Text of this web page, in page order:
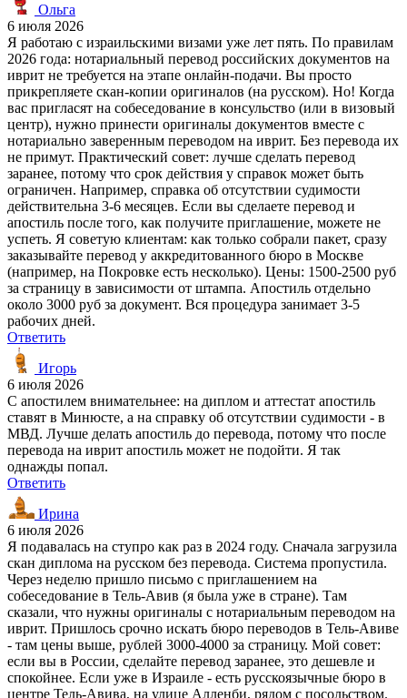
Ольга
6 июля 2026
Я работаю с израильскими визами уже лет пять. По правилам
2026 года: нотариальный перевод российских документов на
иврит не требуется на этапе онлайн-подачи. Вы просто
прикрепляете скан-копии оригиналов (на русском). Но! Когда
вас пригласят на собеседование в консульство (или в визовый
центр), нужно принести оригиналы документов вместе с
нотариально заверенным переводом на иврит. Без перевода их
не примут. Практический совет: лучше сделать перевод
заранее, потому что срок действия у справок может быть
ограничен. Например, справка об отсутствии судимости
действительна 3-6 месяцев. Если вы сделаете перевод и
апостиль после того, как получите приглашение, можете не
успеть. Я советую клиентам: как только собрали пакет, сразу
заказывайте перевод у аккредитованного бюро в Москве
(например, на Покровке есть несколько). Цены: 1500-2500 руб
за страницу в зависимости от штампа. Апостиль отдельно
около 3000 руб за документ. Вся процедура занимает 3-5
рабочих дней.
Ответить
Игорь
6 июля 2026
С апостилем внимательнее: на диплом и аттестат апостиль
ставят в Минюсте, а на справку об отсутствии судимости - в
МВД. Лучше делать апостиль до перевода, потому что после
перевода на иврит апостиль может не подойти. Я так
однажды попал.
Ответить
Ирина
6 июля 2026
Я подавалась на ступро как раз в 2024 году. Сначала загрузила
скан диплома на русском без перевода. Система пропустила.
Через неделю пришло письмо с приглашением на
собеседование в Тель-Авив (я была уже в стране). Там
сказали, что нужны оригиналы с нотариальным переводом на
иврит. Пришлось срочно искать бюро переводов в Тель-Авиве
- там цены выше, рублей 3000-4000 за страницу. Мой совет:
если вы в России, сделайте перевод заранее, это дешевле и
спокойнее. Если уже в Израиле - есть русскоязычные бюро в
центре Тель-Авива, на улице Алленби, рядом с посольством.